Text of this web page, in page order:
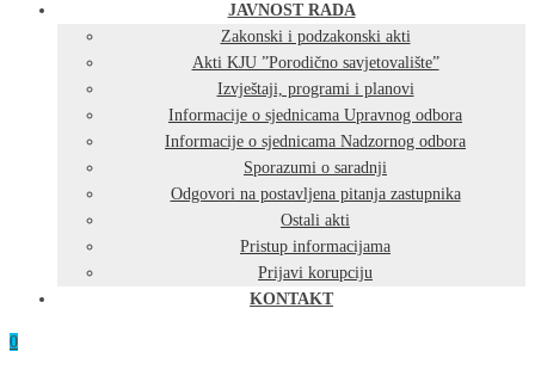
JAVNOST RADA
Zakonski i podzakonski akti
Akti KJU ”Porodično savjetovalište”
Izvještaji, programi i planovi
Informacije o sjednicama Upravnog odbora
Informacije o sjednicama Nadzornog odbora
Sporazumi o saradnji
Odgovori na postavljena pitanja zastupnika
Ostali akti
Pristup informacijama
Prijavi korupciju
KONTAKT
0